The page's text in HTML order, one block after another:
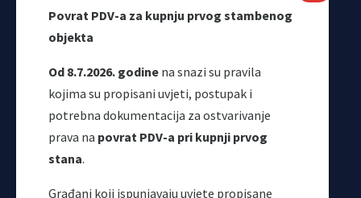
Povrat PDV-a za kupnju prvog stambenog
objekta
Od 8.7.2026. godine na snazi su pravila
kojima su propisani uvjeti, postupak i
potrebna dokumentacija za ostvarivanje
prava na povrat PDV-a pri kupnji prvog
stana.
Građani koji ispunjavaju uvjete propisane
Korisni linkovi